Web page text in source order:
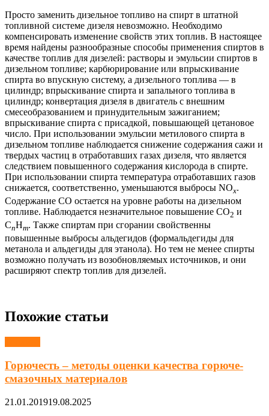
Просто заменить дизельное топливо на спирт в штатной
топливной системе дизеля невозможно. Необходимо
компенсировать изменение свойств этих топлив. В настоящее
время найдены разнообразные способы применения спиртов в
качестве топлив для дизелей: растворы и эмульсии спиртов в
дизельном топливе; карбюрирование или впрыскивание
спирта во впускную систему, а дизельного топлива — в
цилиндр; впрыскивание спирта и запального топлива в
цилиндр; конвертация дизеля в двигатель с внешним
смесеобразованием и принудительным зажиганием;
впрыскивание спирта с присадкой, повышающей цетановое
число. При использовании эмульсии метилового спирта в
дизельном топливе наблюдается снижение содержания сажи и
твердых частиц в отработавших газах дизеля, что является
следствием повышенного содержания кислорода в спирте.
При использовании спирта температура отработавших газов
снижается, соответственно, уменьшаются выбросы NOx.
Содержание СО остается на уровне работы на дизельном
топливе. Наблюдается незначительное повышение СО2 и
CnHm. Также спиртам при сгорании свойственны
повышенные выбросы альдегидов (формальдегиды для
метанола и альдегиды для этанола). Но тем не менее спирты
возможно получать из возобновляемых источников, и они
расширяют спектр топлив для дизелей.
Похожие статьи
Горючесть – методы оценки качества горюче-
смазочных материалов
21.01.201919.08.2025